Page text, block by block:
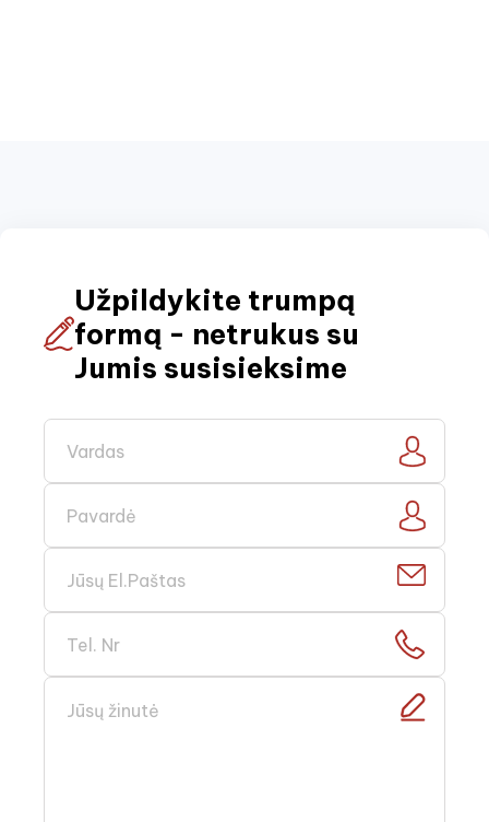
Užpildykite trumpą
formą - netrukus su
Jumis susisieksime